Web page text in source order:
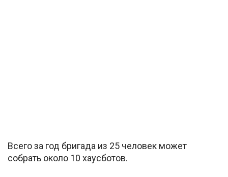
Всего за год бригада из 25 человек может
собрать около 10 хаусботов.